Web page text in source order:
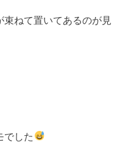
束ねて置いてあるのが見
でした